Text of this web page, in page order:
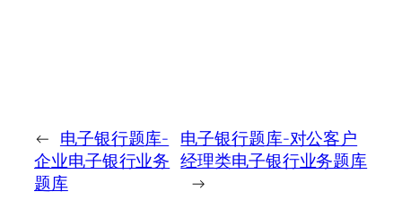
← 电子银行题库-
企业电子银行业务
题库
电子银行题库-对公客户
经理类电子银行业务题库
→